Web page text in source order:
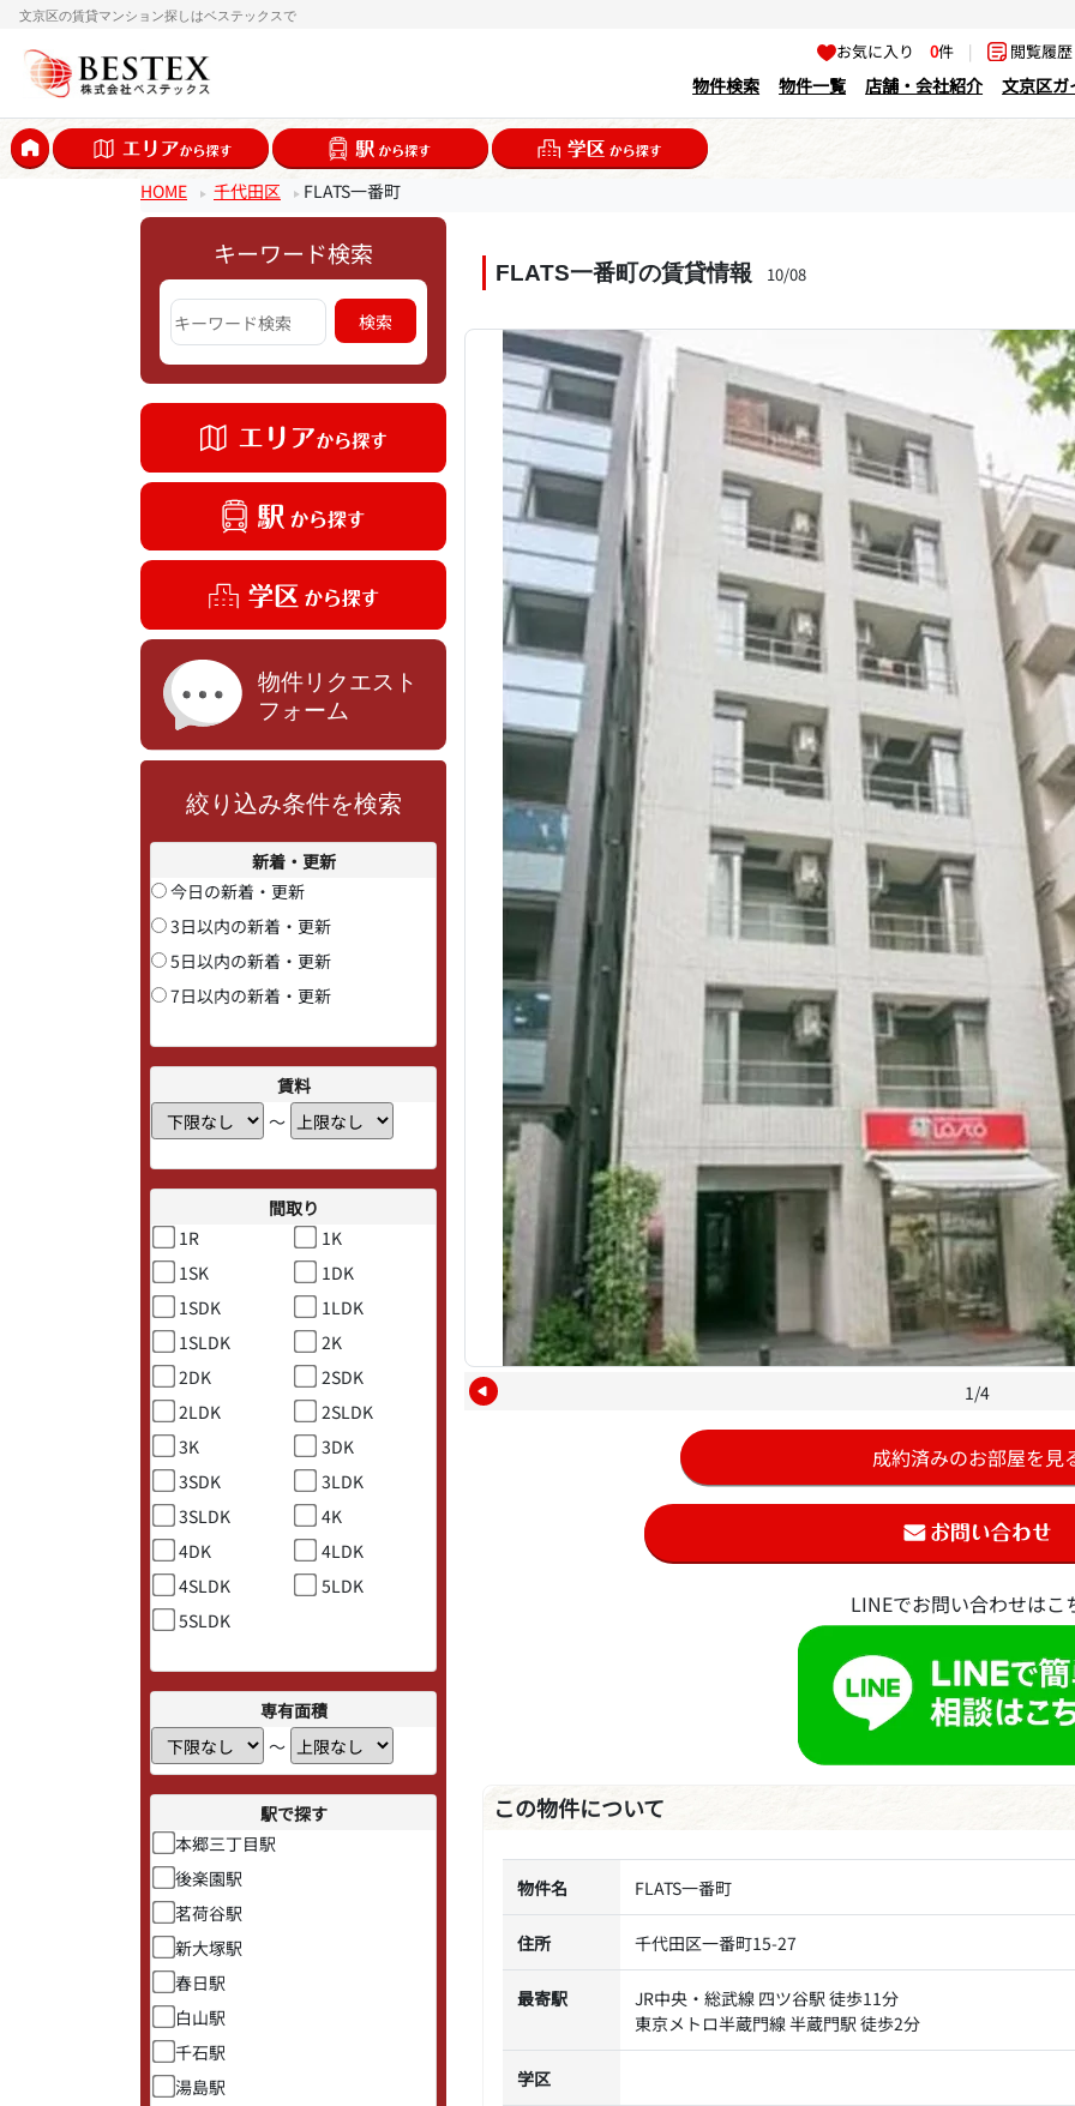
文京区の賃貸マンション探しはベステックスで
お気に入り0件 | 閲覧履
物件検索 物件一覧 店舗・会社紹介 文京区ガ
HOME 千代田区 FLATS一番町
キーワード検索
絞り込み条件を検索
新着・更新
今日の新着・更新
3日以内の新着・更新
5日以内の新着・更新
7日以内の新着・更新
賃料
〜
間取り
1R
1K
1SK
1DK
1SDK
1LDK
1SLDK
2K
2DK
2SDK
2LDK
2SLDK
3K
3DK
3SDK
3LDK
3SLDK
4K
4DK
4LDK
4SLDK
5LDK
5SLDK
専有面積
〜
駅で探す
本郷三丁目駅
後楽園駅
茗荷谷駅
新大塚駅
春日駅
白山駅
千石駅
湯島駅
FLATS一番町の賃貸情報 10/08
1/4
成約済みのお部屋を見
LINEでお問い合わせはこ
この物件について
物件名 FLATS一番町
住所 千代田区一番町15-27
最寄駅
JR中央・総武線 四ツ谷駅 徒歩11分
東京メトロ半蔵門線 半蔵門駅 徒歩2分
学区